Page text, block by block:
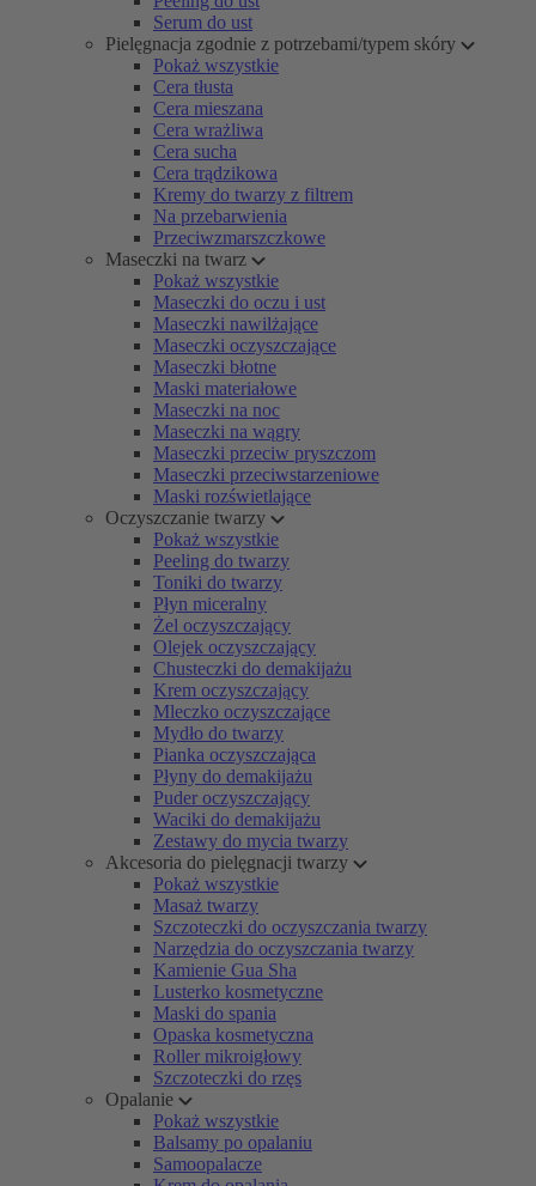
Serum do ust
Pielęgnacja zgodnie z potrzebami/typem skóry
Pokaż wszystkie
Cera tłusta
Cera mieszana
Cera wrażliwa
Cera sucha
Cera trądzikowa
Kremy do twarzy z filtrem
Na przebarwienia
Przeciwzmarszczkowe
Maseczki na twarz
Pokaż wszystkie
Maseczki do oczu i ust
Maseczki nawilżające
Maseczki oczyszczające
Maseczki błotne
Maski materiałowe
Maseczki na noc
Maseczki na wągry
Maseczki przeciw pryszczom
Maseczki przeciwstarzeniowe
Maski rozświetlające
Oczyszczanie twarzy
Pokaż wszystkie
Peeling do twarzy
Toniki do twarzy
Płyn miceralny
Żel oczyszczający
Olejek oczyszczający
Chusteczki do demakijażu
Krem oczyszczający
Mleczko oczyszczające
Mydło do twarzy
Pianka oczyszczająca
Płyny do demakijażu
Puder oczyszczający
Waciki do demakijażu
Zestawy do mycia twarzy
Akcesoria do pielęgnacji twarzy
Pokaż wszystkie
Masaż twarzy
Szczoteczki do oczyszczania twarzy
Narzędzia do oczyszczania twarzy
Kamienie Gua Sha
Lusterko kosmetyczne
Maski do spania
Opaska kosmetyczna
Roller mikroigłowy
Szczoteczki do rzęs
Opalanie
Pokaż wszystkie
Balsamy po opalaniu
Samoopalacze